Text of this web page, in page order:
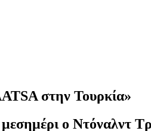
στην Τουρκία»
μεσημέρι ο Ντόναλντ